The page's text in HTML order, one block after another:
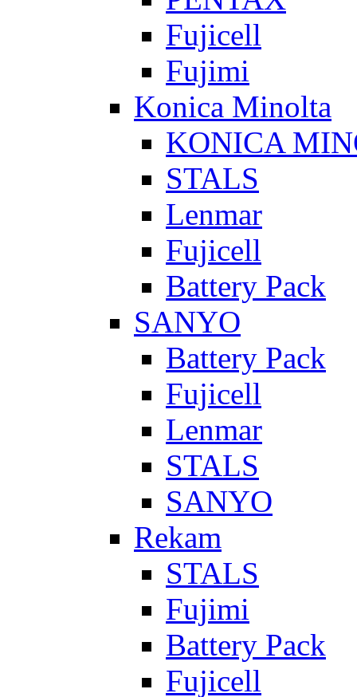
Fujicell
Fujimi
Konica Minolta
KONICA
STALS
Lenmar
Fujicell
Battery Pack
SANYO
Battery Pack
Fujicell
Lenmar
STALS
SANYO
Rekam
STALS
Fujimi
Battery Pack
Fujicell